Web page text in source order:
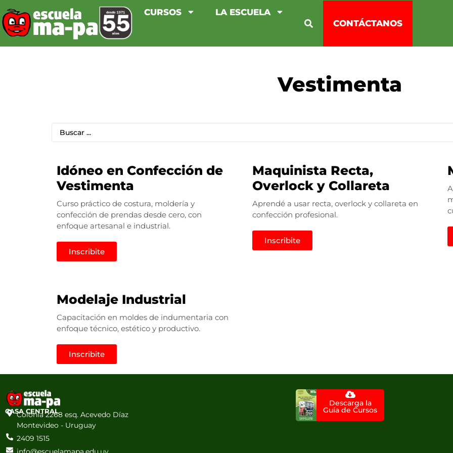
CURSOS
LA ESCUELA
CONTÁCTANOS
Vestimenta
Idóneo en Confección de
Vestimenta
Curso práctico de costura, moldería y
confección de prendas desde cero, con
enfoque artesanal e industrial.
Inscribite
Maquinista Recta,
Overlock y Collareta
Aprendé a usar recta, overlock y collareta en
confección profesional.
Inscribite
Modelaje Industrial
Capacitación en moldes de indumentaria con
enfoque técnico, estético y productivo.
Inscribite
CASA CENTRAL
Colonia 2268 esq. Acevedo Díaz
Montevideo - Uruguay
2409 1515
Descarga la
Guía de Cursos